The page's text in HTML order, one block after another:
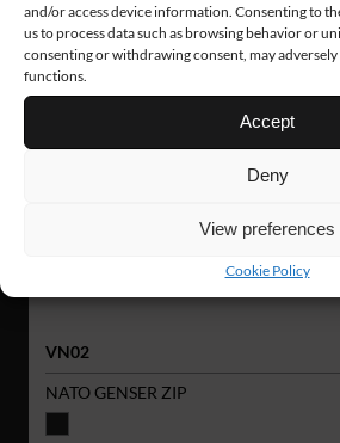
and/or access device information. Consenting to
us to process data such as browsing behavior or
consenting or withdrawing consent, may
functions.
Accept
Deny
View preferences
Cookie Policy
VN02
NATO GENSER ZIP